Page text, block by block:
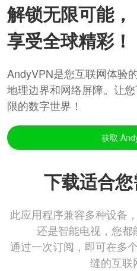
解锁无限可能，
享受全球精彩！
AndyVPN是您互联网体验
地理边界和网络屏障。让
限的数字世界！
获取
下载适合
此应用程序兼容多种设备
还是智能电视，您都
通过一次订阅，即可在多
缝的互联